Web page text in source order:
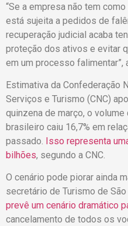
“Se a empresa não tem
está sujeita a pedidos de
recuperação judicial acaba
proteção dos ativos e evitar
em um processo falimentar”,
Estimativa da Confederação
Serviços e Turismo (CNC)
quinzena de março, o
brasileiro caiu 16,7% em
passado. Isso representa
bilhões, segundo a CNC.
O cenário pode piorar ainda
secretário de Turismo de São
prevê um cenário dramático
cancelamento de todos os